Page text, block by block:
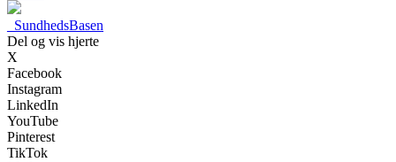
SundhedsBasen
Del og vis hjerte
X
Facebook
Instagram
LinkedIn
YouTube
Pinterest
TikTok